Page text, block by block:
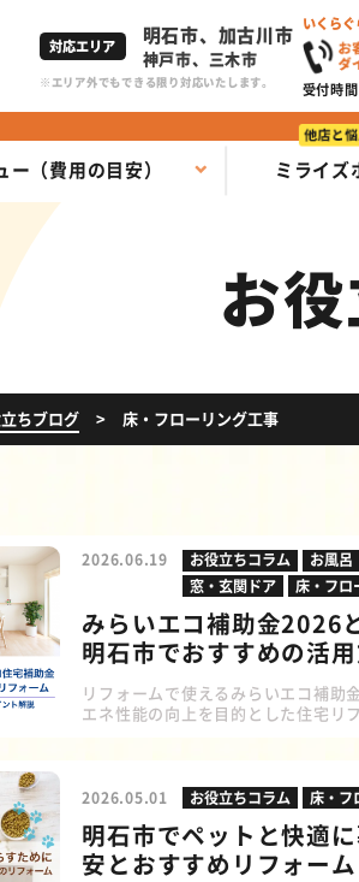
対応エリア 明石市、加古川市
神戸市、三木市
エリア外でもできる限り対応いたします。
いくら
受付時
ー（費用の目安） ミライズ
お
ちブログ 床・フローリング工事
2026.06.19 お役立ちコラム お風呂
窓・玄関ドア
床・フロ
みらいエコ補助金2026
明石市でおすすめの活
リフォームで使えるみらいエコ補助
エネ性能の向上を目的とした住宅リ
助額が5万円以上 補助対象期間 【工
【工事の実施】 令和7年11月28日
2026.05.01 お役立ちコラム 床・フ
明石市でペットと快適
安とおすすめリフォーム